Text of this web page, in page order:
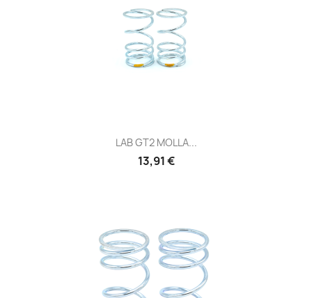
LAB GT2 MOLLA...
Prezzo
13,91 €